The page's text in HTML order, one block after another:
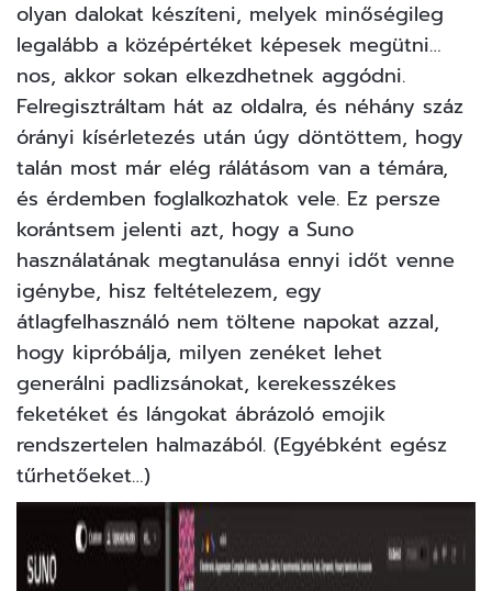
olyan dalokat készíteni, melyek minőségileg
legalább a középértéket képesek megütni…
nos, akkor sokan elkezdhetnek aggódni.
Felregisztráltam hát az oldalra, és néhány száz
órányi kísérletezés után úgy döntöttem, hogy
talán most már elég rálátásom van a témára,
és érdemben foglalkozhatok vele. Ez persze
korántsem jelenti azt, hogy a Suno
használatának megtanulása ennyi időt venne
igénybe, hisz feltételezem, egy
átlagfelhasználó nem töltene napokat azzal,
hogy kipróbálja, milyen zenéket lehet
generálni padlizsánokat, kerekesszékes
feketéket és lángokat ábrázoló emojik
rendszertelen halmazából. (Egyébként egész
tűrhetőeket…)